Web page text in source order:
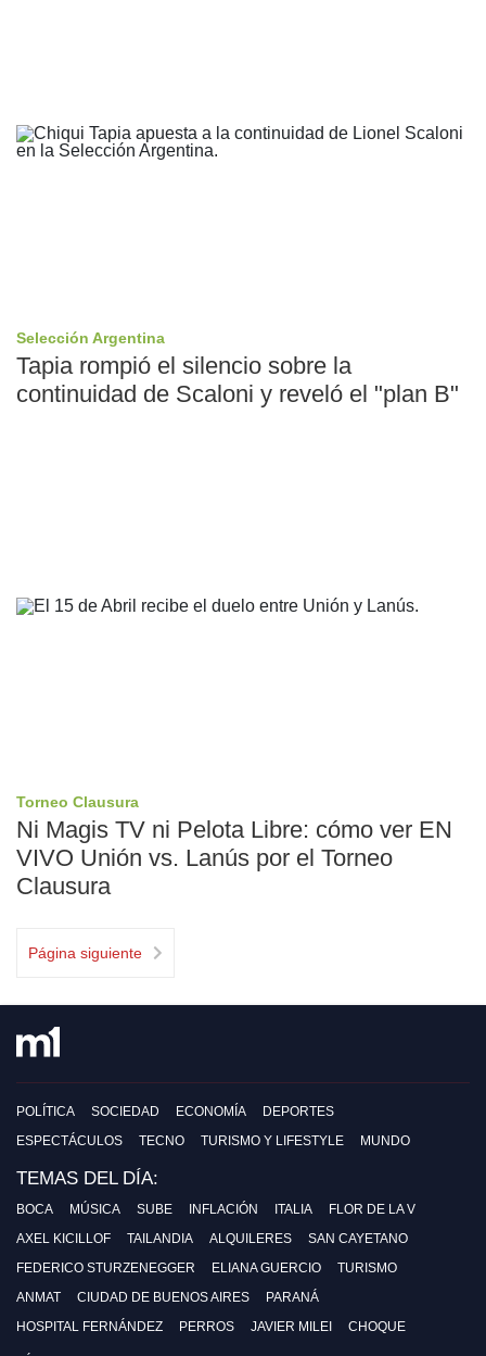
Selección Argentina
Tapia rompió el silencio sobre la
continuidad de Scaloni y reveló el "plan B"
Torneo Clausura
Ni Magis TV ni Pelota Libre: cómo ver EN
VIVO Unión vs. Lanús por el Torneo
Clausura
Página siguiente
POLÍTICA SOCIEDAD ECONOMÍA
DEPORTES
ESPECTÁCULOS
TECNO TURISMO Y LIFESTYLE MUNDO
TEMAS DEL DÍA:
BOCA MÚSICA SUBE INFLACIÓN ITALIA
FLOR DE LA V
AXEL KICILLOF
TAILANDIA ALQUILERES
SAN CAYETANO
FEDERICO STURZENEGGER
ELIANA GUERCIO
TURISMO
ANMAT
CIUDAD DE BUENOS AIRES
PARANÁ
HOSPITAL FERNÁNDEZ
PERROS JAVIER MILEI CHOQUE